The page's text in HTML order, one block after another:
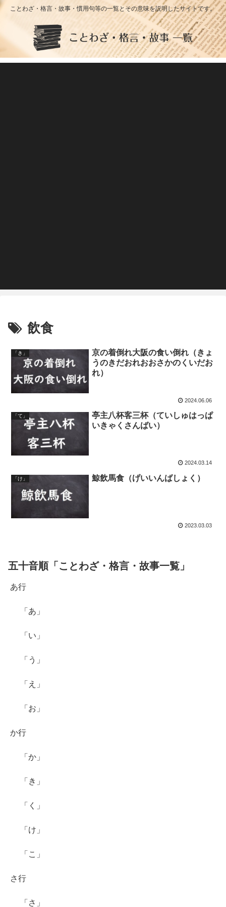
ことわざ・格言・故事・慣用句等の一覧とその意味を説明したサイトです。
飲食
「き」
京の着倒れ大阪の食い倒れ（きょ
うのきだおれおおさかのくいだお
れ）
2024.06.06
「て」
亭主八杯客三杯（ていしゅはっぱ
いきゃくさんばい）
2024.03.14
「け」 鯨飲馬食（げいいんばしょく）
2023.03.03
五十音順「ことわざ・格言・故事一覧」
あ行
「あ」
「い」
「う」
「え」
「お」
か行
「か」
「き」
「く」
「け」
「こ」
さ行
「さ」